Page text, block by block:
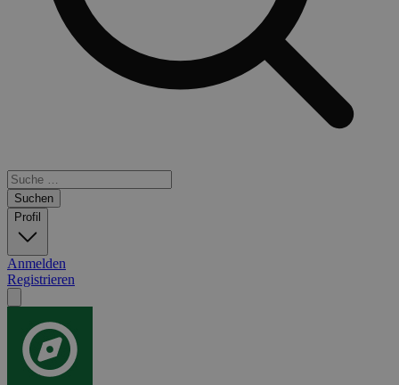
Suchen
Profil
Anmelden
Registrieren